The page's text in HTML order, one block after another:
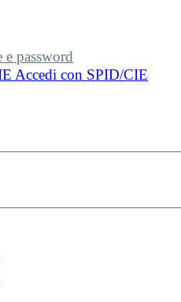
e password
Accedi con SPID/CIE